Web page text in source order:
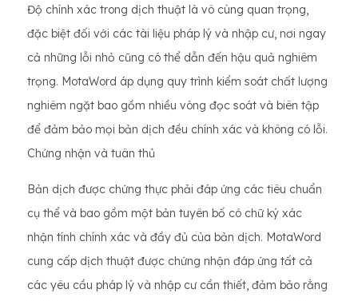
Độ chính xác trong dịch thuật là vô cùng quan trọng,
đặc biệt đối với các tài liệu pháp lý và nhập cư, nơi ngay
cả những lỗi nhỏ cũng có thể dẫn đến hậu quả nghiêm
trọng. MotaWord áp dụng quy trình kiểm soát chất lượng
nghiêm ngặt bao gồm nhiều vòng đọc soát và biên tập
để đảm bảo mọi bản dịch đều chính xác và không có lỗi.
Chứng nhận và tuân thủ
Bản dịch được chứng thực phải đáp ứng các tiêu chuẩn
cụ thể và bao gồm một bản tuyên bố có chữ ký xác
nhận tính chính xác và đầy đủ của bản dịch. MotaWord
cung cấp dịch thuật được chứng nhận đáp ứng tất cả
các yêu cầu pháp lý và nhập cư cần thiết, đảm bảo rằng